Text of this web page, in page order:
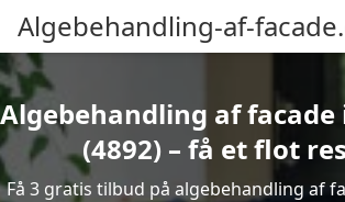
Algebehandling-af-
Algebehandling af facade
(4892) – få et flot
Få 3 gratis tilbud på algebehandling af